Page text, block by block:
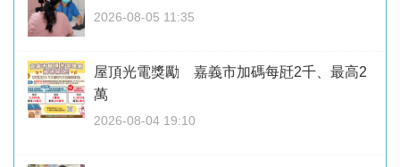
2026-08-05 11:35
屋頂光電獎勵 嘉義市加碼每瓩2千、最高2
萬
2026-08-04 19:10